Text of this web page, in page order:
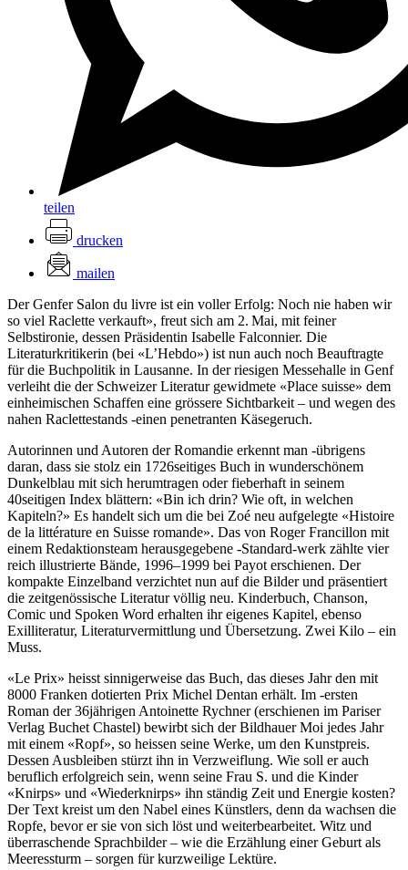
teilen
drucken
mailen
Der Genfer Salon du livre ist ein voller Erfolg: Noch nie haben wir
so viel Raclette verkauft», freut sich am 2. Mai, mit feiner
Selbstironie, dessen Präsidentin Isabelle Falconnier. Die
Literaturkritikerin (bei «L’Hebdo») ist nun auch noch Beauftragte
für die Buchpolitik in Lausanne. In der riesigen Messehalle in Genf
verleiht die der Schweizer Literatur gewidmete «Place suisse» dem
einheimischen Schaffen eine grössere Sichtbarkeit – und wegen des
nahen Raclettestands -einen penetranten Käsegeruch.
Autorinnen und Autoren der Romandie erkennt man -übrigens
daran, dass sie stolz ein 1726seitiges Buch in wunderschönem
Dunkelblau mit sich herumtragen oder fieberhaft in seinem
40seitigen Index blättern: «Bin ich drin? Wie oft, in welchen
Kapiteln?» Es handelt sich um die bei Zoé neu aufgelegte «Histoire
de la littérature en Suisse romande». Das von Roger Francillon mit
einem Redaktionsteam herausgegebene -Standard-werk zählte vier
reich illustrierte Bände, 1996–1999 bei Payot erschienen. Der
kompakte Einzelband verzichtet nun auf die Bilder und präsentiert
die zeitgenössische Literatur völlig neu. Kinderbuch, Chanson,
Comic und Spoken Word erhalten ihr eigenes Kapitel, ebenso
Exilliteratur, Literaturvermittlung und Übersetzung. Zwei Kilo – ein
Muss.
«Le Prix» heisst sinnigerweise das Buch, das dieses Jahr den mit
8000 Franken dotierten Prix Michel Dentan erhält. Im -ersten
Roman der 36jährigen Antoinette Rychner (erschienen im Pariser
Verlag Buchet Chastel) bewirbt sich der Bildhauer Moi jedes Jahr
mit einem «Ropf», so heissen seine Werke, um den Kunstpreis.
Dessen Ausbleiben stürzt ihn in Verzweiflung. Wie soll er auch
beruflich erfolgreich sein, wenn seine Frau S. und die Kinder
«Knirps» und «Wiederknirps» ihn ständig Zeit und Energie kosten?
Der Text kreist um den Nabel eines Künstlers, denn da wachsen die
Ropfe, bevor er sie von sich löst und weiterbearbeitet. Witz und
überraschende Sprachbilder – wie die Erzählung einer Geburt als
Meeressturm – sorgen für kurzweilige Lektüre.